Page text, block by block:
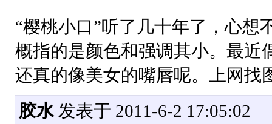
“樱桃小口”听了几十年了，心想
概指的是颜色和强调其小。最近
还真的像美女的嘴唇呢。上网找
胶水发表于 2011-6-2 17:05:02